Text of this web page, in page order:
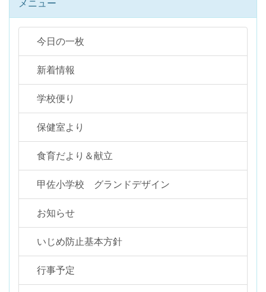
メニュー
今日の一枚
新着情報
学校便り
保健室より
食育だより＆献立
甲佐小学校 グランドデザイン
お知らせ
いじめ防止基本方針
行事予定